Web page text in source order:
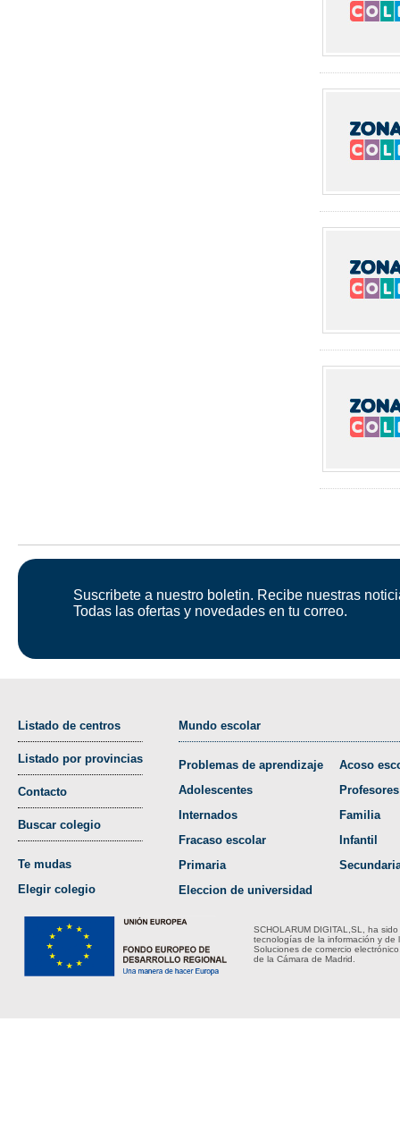
Suscribete a nuestro boletin. Recibe nuestras
Todas las ofertas y novedades en tu correo.
Listado de centros
Listado por provincias
Contacto
Buscar colegio
Te mudas
Elegir colegio
Mundo escolar
Problemas de aprendizaje
Adolescentes
Internados
Fracaso escolar
Primaria
Eleccion de universidad
Acoso
Profesores
Familia
Infantil
SCHOLARUM DIGITAL,SL, ha
tecnologías de la información y de
Soluciones de comercio
de la Cámara de Madrid.